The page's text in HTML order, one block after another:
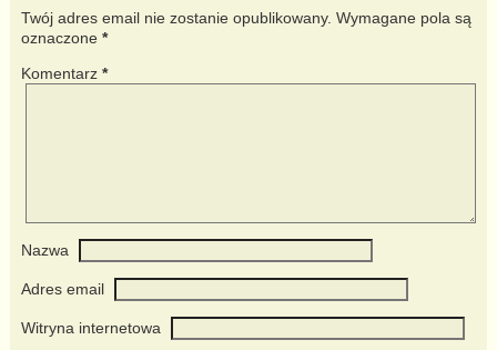
Twój adres email nie zostanie opublikowany. Wymagane pola są
oznaczone *
Komentarz *
Nazwa
Adres email
Witryna internetowa